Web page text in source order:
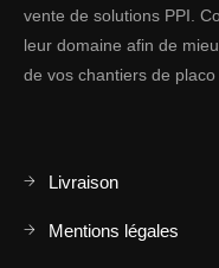
vente de solutions PPI.
leur domaine afin de
de vos chantiers de placo
Livraison
Mentions légales